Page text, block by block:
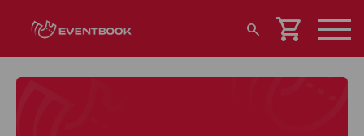
search shopping_cart